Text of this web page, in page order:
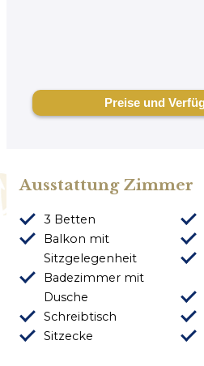
Ausstattung Zimmer
3 Betten
Balkon mit
Sitzgelegenheit
Badezimmer mit
Dusche
Schreibtisch
Sitzecke